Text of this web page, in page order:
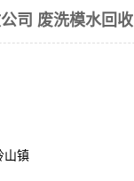
司 废洗模水回收
山镇